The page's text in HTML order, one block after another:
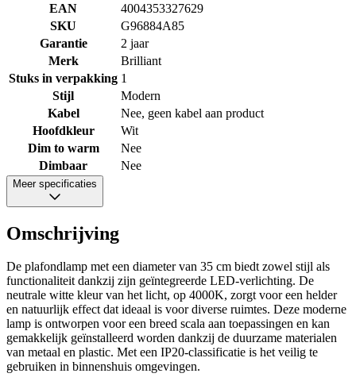
EAN
4004353327629
SKU
G96884A85
Garantie
2 jaar
Merk
Brilliant
Stuks in verpakking 1
Stijl
Modern
Kabel
Nee, geen kabel aan product
Hoofdkleur
Wit
Dim to warm
Nee
Dimbaar
Nee
Meer specificaties
Omschrijving
De plafondlamp met een diameter van 35 cm biedt zowel stijl als
functionaliteit dankzij zijn geïntegreerde LED-verlichting. De
neutrale witte kleur van het licht, op 4000K, zorgt voor een helder
en natuurlijk effect dat ideaal is voor diverse ruimtes. Deze moderne
lamp is ontworpen voor een breed scala aan toepassingen en kan
gemakkelijk geïnstalleerd worden dankzij de duurzame materialen
van metaal en plastic. Met een IP20-classificatie is het veilig te
gebruiken in binnenshuis omgevingen.